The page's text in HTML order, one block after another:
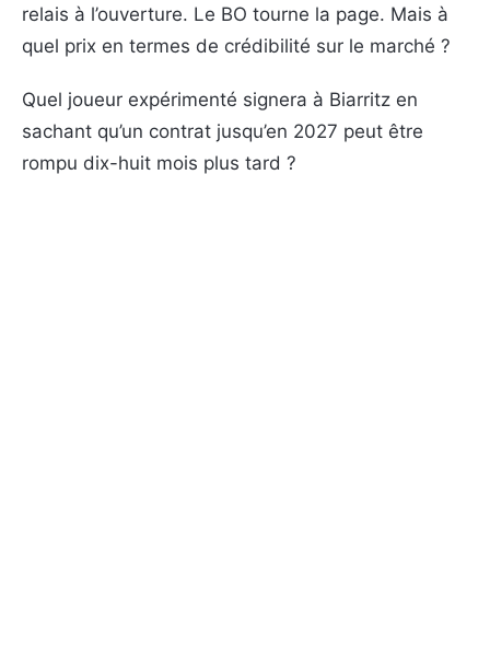
relais à l’ouverture. Le BO tourne la page. Mais à
quel prix en termes de crédibilité sur le marché ?
Quel joueur expérimenté signera à Biarritz en
sachant qu’un contrat jusqu’en 2027 peut être
rompu dix-huit mois plus tard ?